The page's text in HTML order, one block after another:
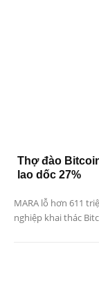
Thợ đào
lao dốc 27%
MARA lỗ hơn 611
nghiệp khai thác